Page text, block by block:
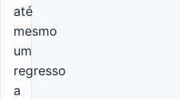
até
mesmo
um
regresso
a